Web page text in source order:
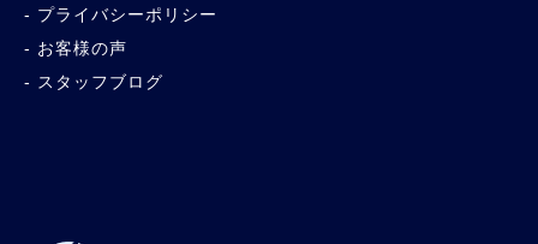
プライバシーポリシー
お客様の声
スタッフブログ